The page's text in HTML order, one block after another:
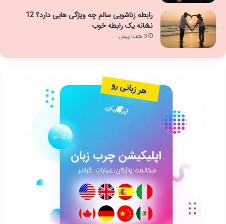
رابطه زناشویی سالم چه ویژگی هایی دارد؟ 12
نشانه یک رابطه خوب
3 هفته پیش